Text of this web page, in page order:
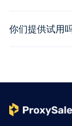
你们提供试用